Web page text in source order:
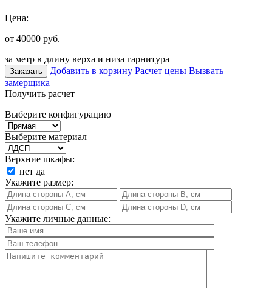
Цена:
от 40000 руб.
за метр в длину верха и низа гарнитура
Заказать Добавить в корзину Расчет цены Вызвать
замерщика
Получить расчет
Выберите конфигурацию
Выберите материал
Верхние шкафы:
нет да
Укажите размер:
Укажите личные данные: